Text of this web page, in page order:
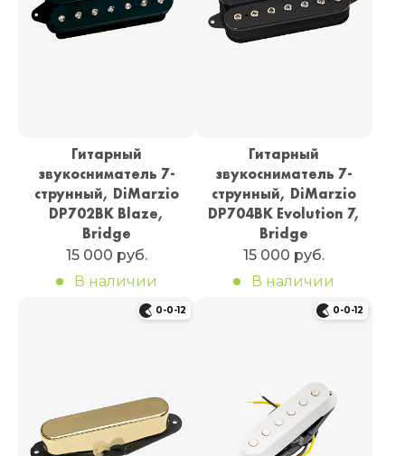
Гитарный
звукосниматель 7-
струнный, DiMarzio
DP702BK Blaze,
Bridge
15 000 руб.
В наличии
Гитарный
звукосниматель 7-
струнный, DiMarzio
DP704BK Evolution 7,
Bridge
15 000 руб.
В наличии
0-0-12 0-0-12